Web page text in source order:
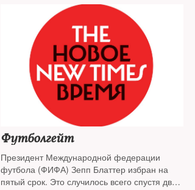
Футболгейт
Президент Международной федерации
футбола (ФИФА) Зепп Блаттер избран на
пятый срок. Это случилось всего спустя двое